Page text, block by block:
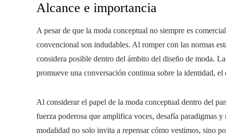
Alcance e importancia
A pesar de que la moda conceptual no siempre es
convencional son indudables. Al romper con las normas
considera posible dentro del ámbito del diseño de moda.
promueve una conversación continua sobre la identidad,
Al considerar el papel de la moda conceptual dentro del
fuerza poderosa que amplifica voces, desafía paradigmas
modalidad no solo invita a repensar cómo vestimos, sino